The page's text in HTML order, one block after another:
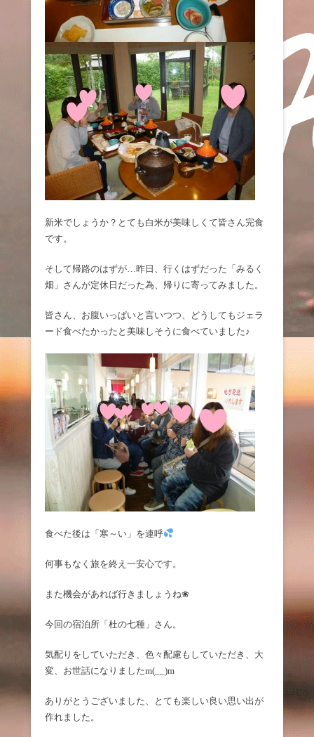
新米でしょうか？とても白米が美味しくて皆さん完食
です。
そして帰路のはずが…昨日、行くはずだった「みるく
畑」さんが定休日だった為、帰りに寄ってみました。
皆さん、お腹いっぱいと言いつつ、どうしてもジェラ
ード食べたかったと美味しそうに食べていました♪
食べた後は「寒～い」を連呼
何事もなく旅を終え一安心です。
また機会があれば行きましょうね❀
今回の宿泊所「杜の七種」さん。
気配りをしていただき、色々配慮もしていただき、大
変、お世話になりましたm(__)m
ありがとうございました、とても楽しい良い思い出が
作れました。